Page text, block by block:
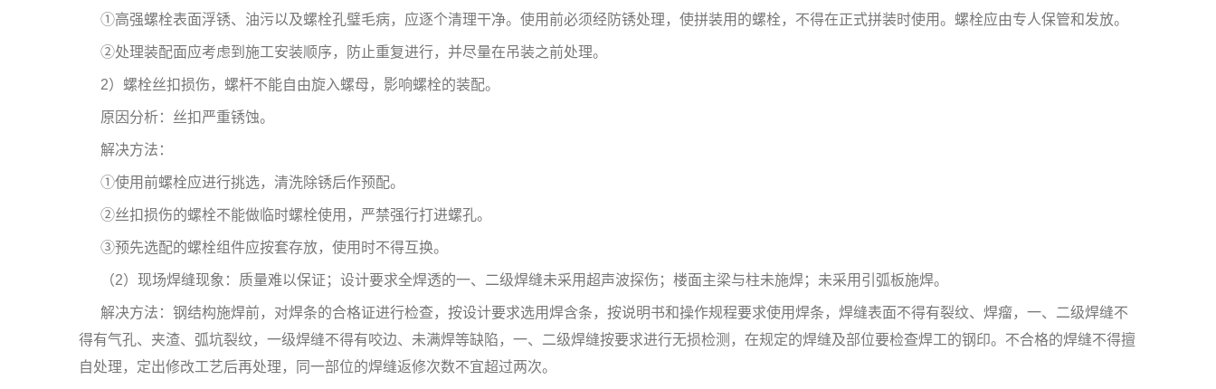
①高强螺栓表面浮锈、油污以及螺栓孔璧毛病，应逐个清理干净。使用前必须经防锈处理，使拼装用的螺栓，不得在正式拼装时使用。螺栓应由专人保管和发放。
②处理装配面应考虑到施工安装顺序，防止重复进行，并尽量在吊装之前处理。
2）螺栓丝扣损伤，螺杆不能自由旋入螺母，影响螺栓的装配。
原因分析：丝扣严重锈蚀。
解决方法：
①使用前螺栓应进行挑选，清洗除锈后作预配。
②丝扣损伤的螺栓不能做临时螺栓使用，严禁强行打进螺孔。
③预先选配的螺栓组件应按套存放，使用时不得互换。
（2）现场焊缝现象：质量难以保证；设计要求全焊透的一、二级焊缝未采用超声波探伤；楼面主梁与柱未施焊；未采用引弧板施焊。
解决方法：钢结构施焊前，对焊条的合格证进行检查，按设计要求选用焊含条，按说明书和操作规程要求使用焊条，焊缝表面不得有裂纹、焊瘤，一、二级焊缝不
得有气孔、夹渣、弧坑裂纹，一级焊缝不得有咬边、未满焊等缺陷，一、二级焊缝按要求进行无损检测，在规定的焊缝及部位要检查焊工的钢印。不合格的焊缝不得擅
自处理，定出修改工艺后再处理，同一部位的焊缝返修次数不宜超过两次。